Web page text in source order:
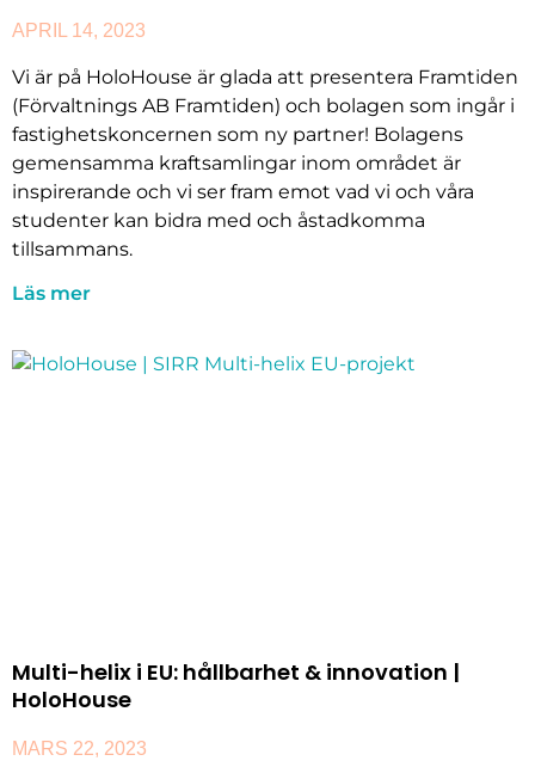
APRIL 14, 2023
Vi är på HoloHouse är glada att presentera Framtiden
(Förvaltnings AB Framtiden) och bolagen som ingår i
fastighetskoncernen som ny partner! Bolagens
gemensamma kraftsamlingar inom området är
inspirerande och vi ser fram emot vad vi och våra
studenter kan bidra med och åstadkomma
tillsammans.
Läs mer
Multi-helix i EU: hållbarhet & innovation |
HoloHouse
MARS 22, 2023